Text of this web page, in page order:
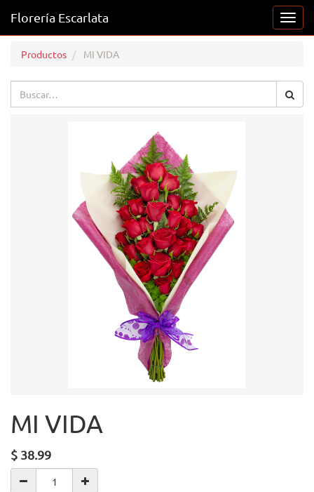
Florería Escarlata
Productos MI VIDA
MI VIDA
$ 38.99